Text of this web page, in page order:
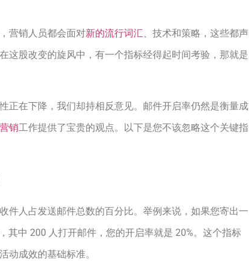
营销人员都会面对新的流行词汇 、技术和策略，这些都声
这股改变的旋风中，有一个指标经得起时间考验，那就是
正在下降，我们却持相反意见。邮件开启率仍然是衡量成
销工作提供了宝贵的观点。以下是您不该忽略这个关键指
件人占发送邮件总数的百分比。举例来说，如果您寄出一
其中 200 人打开邮件，您的开启率就是 20%。这个指标
动成效的基础标准。